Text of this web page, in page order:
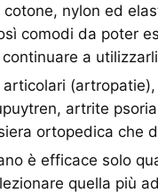
cotone, nylon ed
comodi da poter
a
articolari
artrite
ortopedica che
è efficace solo
quella più